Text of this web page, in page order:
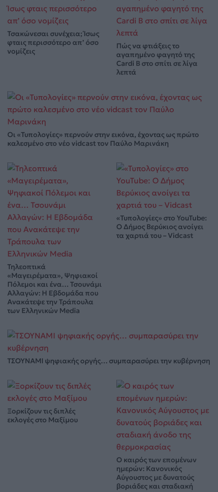
Τσακώνεσαι συνέχεια; Ίσως
φταις περισσότερο απ’ όσο
νομίζεις
Πώς να φτιάξεις το
αγαπημένο φαγητό της
Cardi B στο σπίτι σε λίγα
λεπτά
Οι «Τυπολογίες» περνούν στην εικόνα, έχοντας ως πρώτο
καλεσμένο στο νέο vidcast τον Παύλο Μαρινάκη
Τηλεοπτικά
«Μαγειρέματα», Ψηφιακοί
Πόλεμοι και ένα… Τσουνάμι
Αλλαγών: Η Εβδομάδα που
Ανακάτεψε την Τράπουλα
των Ελληνικών Media
«Τυπολογίες» στο YouTube:
Ο Δήμος Βερύκιος ανοίγει
τα χαρτιά του – Vidcast
ΤΣΟΥΝΑΜΙ ψηφιακής οργής… συμπαρασύρει την κυβέρνηση
Ξορκίζουν τις διπλές
εκλογές στο Μαξίμου
Ο καιρός των επομένων
ημερών: Κανονικός
Αύγουστος με δυνατούς
βοριάδες και σταδιακή